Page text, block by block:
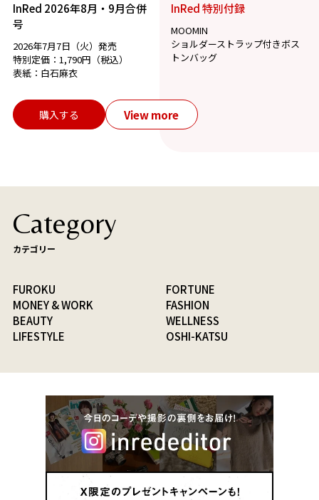
InRed 2026年8月・9月合併
号
2026年7月7日（火）発売
特別定価：1,790円（税込）
表紙：白石麻衣
InRed 特別付録
MOOMIN
ショルダーストラップ付きボス
トンバッグ
購入する View more
Category
カテゴリー
FUROKU
FORTUNE
MONEY & WORK
FASHION
BEAUTY
WELLNESS
LIFESTYLE
OSHI-KATSU